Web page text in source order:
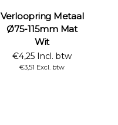
Verloopring Metaal
Ø75-115mm Mat
Wit
€4,25 Incl. btw
€3,51 Excl. btw